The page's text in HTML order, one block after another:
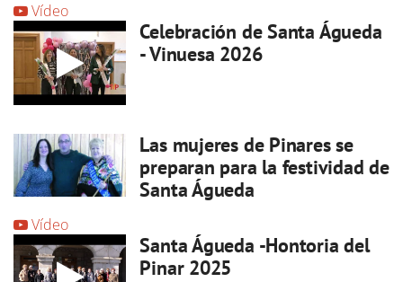
Vídeo
Celebración de Santa Águeda
- Vinuesa 2026
Las mujeres de Pinares se
preparan para la festividad de
Santa Águeda
Vídeo
Santa Águeda -Hontoria del
Pinar 2025